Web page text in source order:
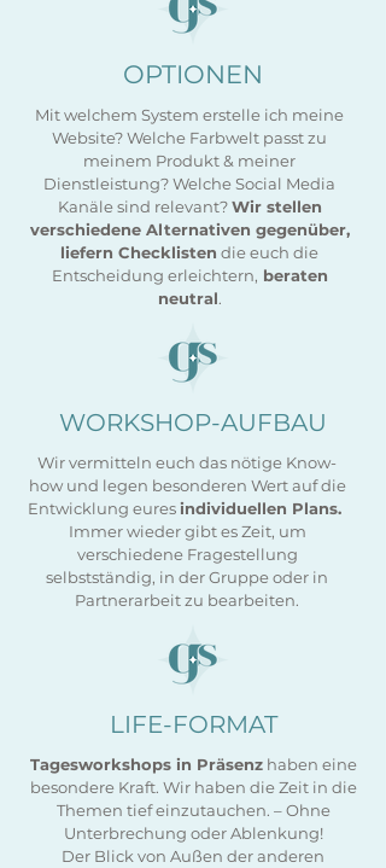
OPTIONEN
Mit welchem System erstelle ich meine
Website? Welche Farbwelt passt zu
meinem Produkt & meiner
Dienstleistung? Welche Social Media
Kanäle sind relevant?Wir stellen
verschiedene Alternativen gegenüber,
liefern Checklisten die euch die
Entscheidung erleichtern, beraten
neutral.
WORKSHOP-AUFBAU
Wir vermitteln euch das nötige Know-
how und legen besonderen Wert auf die
Entwicklung euresindividuellen Plans.
Immer wieder gibt es Zeit, um
verschiedene Fragestellung
selbstständig, in der Gruppe oder in
Partnerarbeit zu bearbeiten.
LIFE-FORMAT
Tagesworkshops in Präsenzhaben eine
besondere Kraft. Wir haben die Zeit in die
Themen tief einzutauchen. – Ohne
Unterbrechung oder Ablenkung!
Der Blick von Außen der anderen